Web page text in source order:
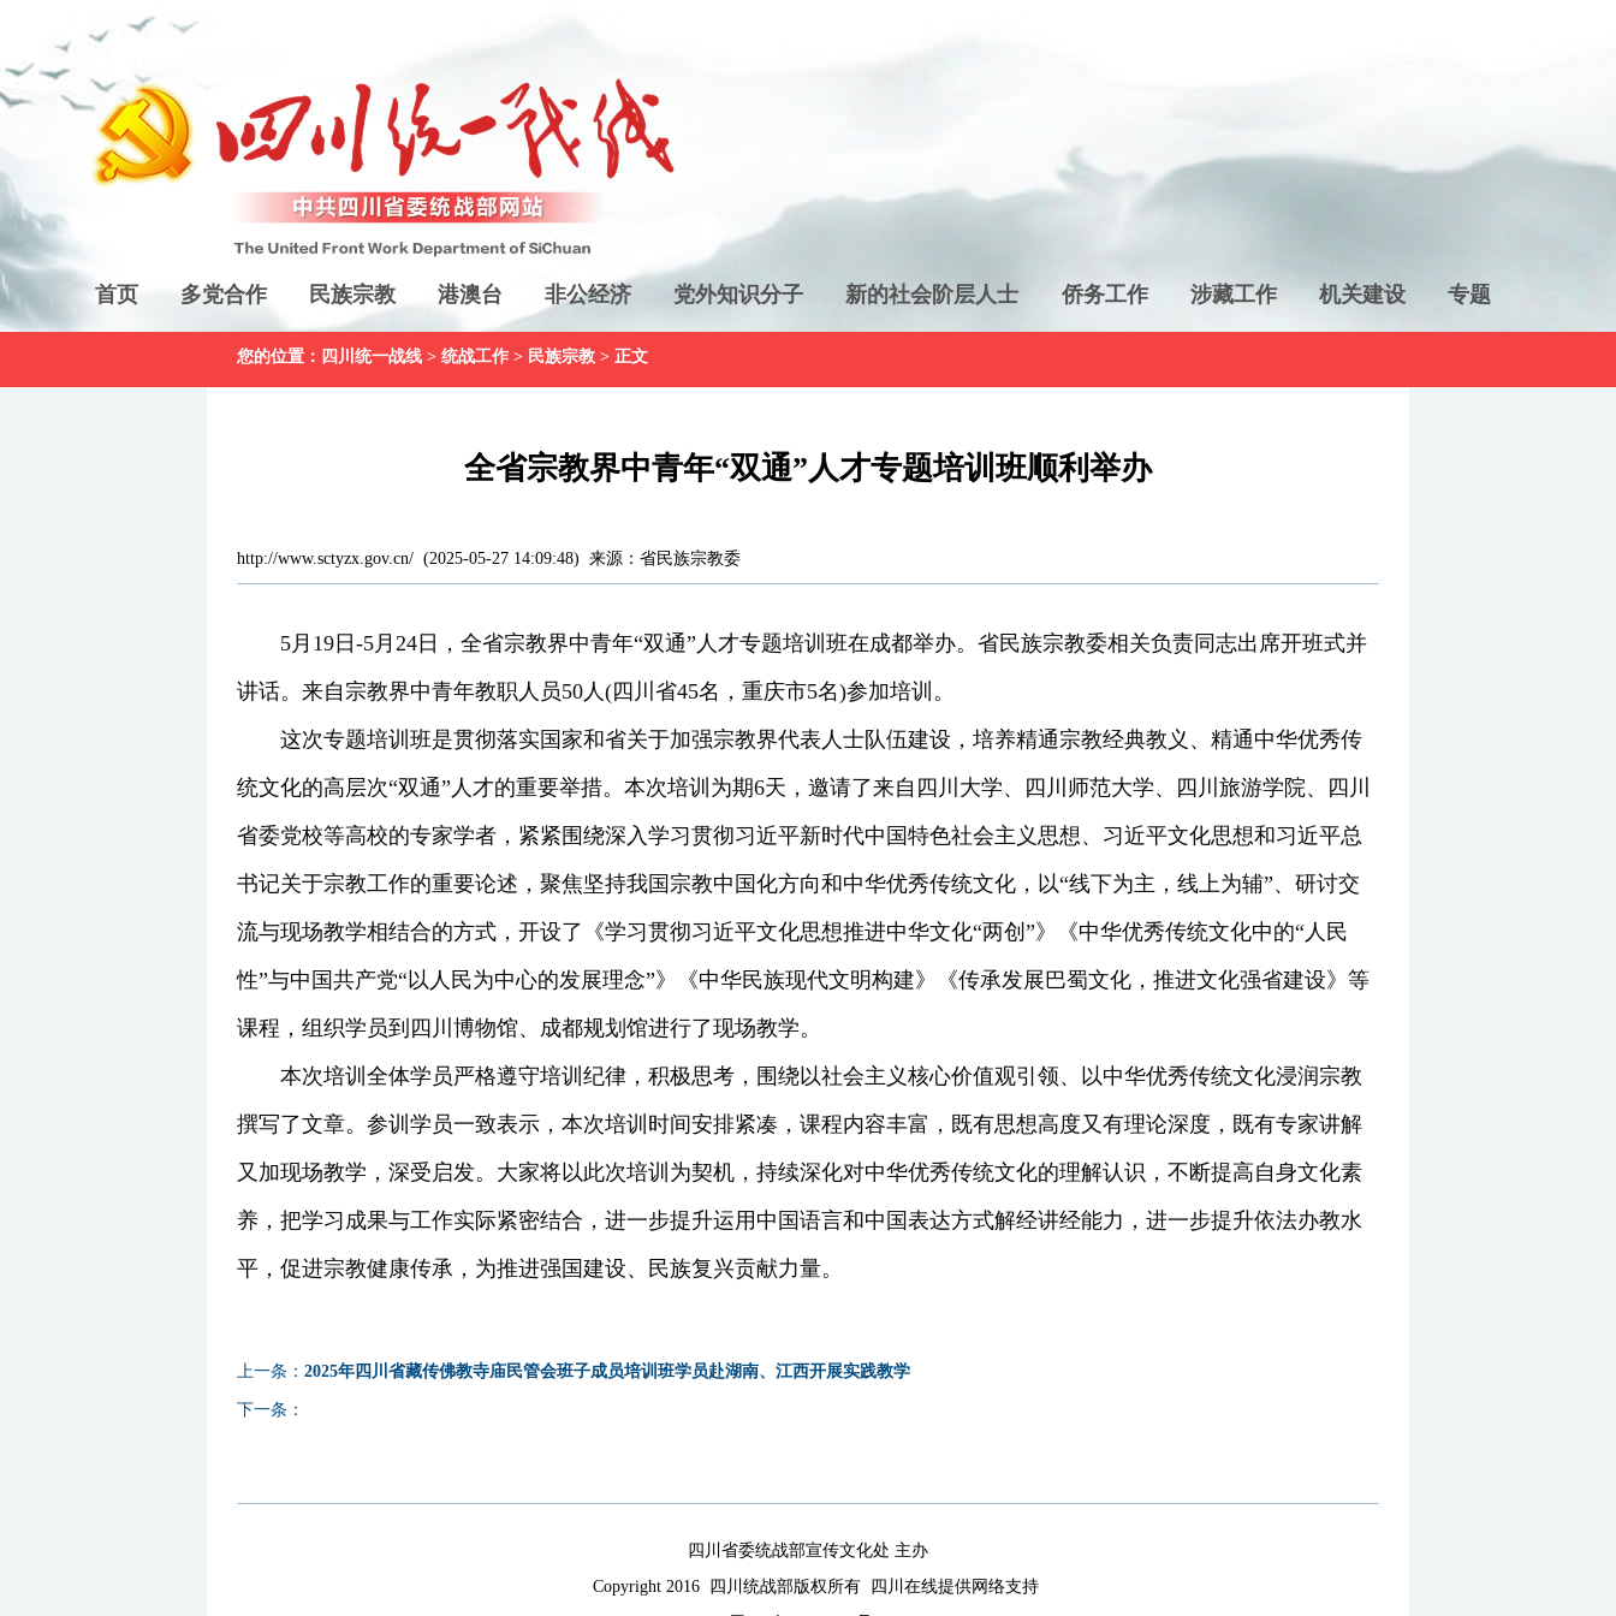
首页 多党合作 民族宗教 港澳台 非公经济 党外知识分子 新的社会阶层人士 侨务工作 涉藏工作 机关建设 专题
您的位置： 四川统一战线 > 统战工作 > 民族宗教 > 正文
全省宗教界中青年“双通”人才专题培训班顺利举办
http://www.sctyzx.gov.cn/ (2025-05-27 14:09:48) 来源： 省民族宗教委
5月19日-5月24日，全省宗教界中青年“双通”人才专题培训班在成都举办。省民族宗教委相关负责同志出席开班式并
讲话。来自宗教界中青年教职人员50人(四川省45名，重庆市5名)参加培训。
这次专题培训班是贯彻落实国家和省关于加强宗教界代表人士队伍建设，培养精通宗教经典教义、精通中华优秀传
统文化的高层次“双通”人才的重要举措。本次培训为期6天，邀请了来自四川大学、四川师范大学、四川旅游学院、四川
省委党校等高校的专家学者，紧紧围绕深入学习贯彻习近平新时代中国特色社会主义思想、习近平文化思想和习近平总
书记关于宗教工作的重要论述，聚焦坚持我国宗教中国化方向和中华优秀传统文化，以“线下为主，线上为辅”、研讨交
流与现场教学相结合的方式，开设了《学习贯彻习近平文化思想推进中华文化“两创”》《中华优秀传统文化中的“人民
性”与中国共产党“以人民为中心的发展理念”》《中华民族现代文明构建》《传承发展巴蜀文化，推进文化强省建设》等
课程，组织学员到四川博物馆、成都规划馆进行了现场教学。
本次培训全体学员严格遵守培训纪律，积极思考，围绕以社会主义核心价值观引领、以中华优秀传统文化浸润宗教
撰写了文章。参训学员一致表示，本次培训时间安排紧凑，课程内容丰富，既有思想高度又有理论深度，既有专家讲解
又加现场教学，深受启发。大家将以此次培训为契机，持续深化对中华优秀传统文化的理解认识，不断提高自身文化素
养，把学习成果与工作实际紧密结合，进一步提升运用中国语言和中国表达方式解经讲经能力，进一步提升依法办教水
平，促进宗教健康传承，为推进强国建设、民族复兴贡献力量。
上一条： 2025年四川省藏传佛教寺庙民管会班子成员培训班学员赴湖南、江西开展实践教学
下一条：
四川省委统战部宣传文化处 主办
Copyright 2016 四川统战部版权所有 四川在线提供网络支持